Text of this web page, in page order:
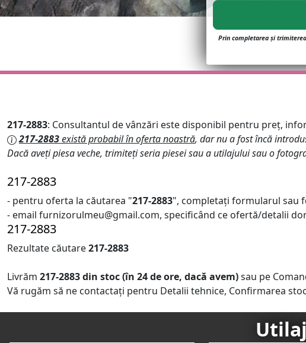
Prin completarea și
217-2883: Consultantul de vânzări este disponibil pentru preț,
217-2883există probabil în oferta noastră, dar nu a fost încă
Dacă aveți piesa veche, trimiteți seria piesei sau a utilajului sau o
217-2883
- pentru oferta la căutarea "217-2883", completați formularul sau
- email furnizorulmeu@gmail.com, specificând ce ofertă/detalii
217-2883
Rezultate căutare217-2883
Livrăm 217-2883din stoc (în 24 de ore, dacă avem)sau pe
Vă rugăm să ne contactați pentru Detalii tehnice, Confirmarea